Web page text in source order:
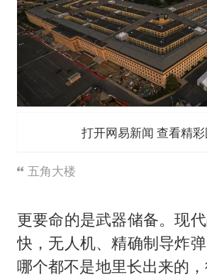
打开网易新闻 查看精
五角大楼
更要命的是武器储备。现
快，无人机、精确制导炸
哪个都不是地里长出来的